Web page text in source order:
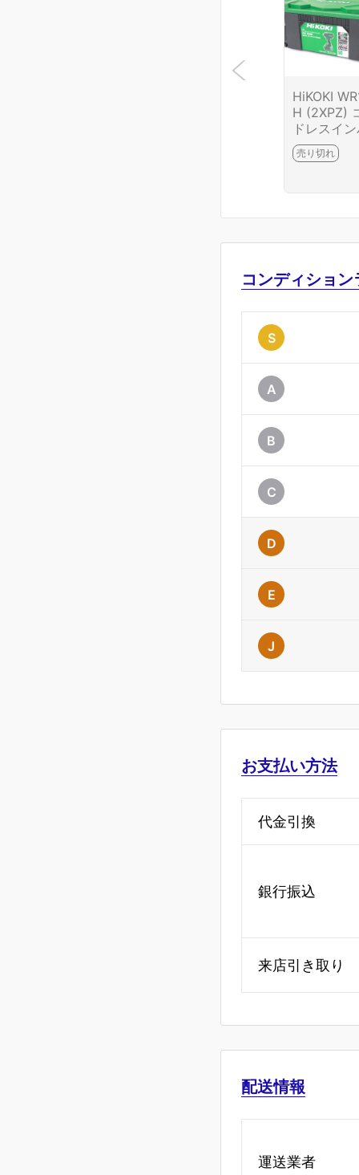
HiKOKI
H (2XPZ)
ドレスイ
クトレン
04-
売り切れ
コンディション
S
A
B
C
D
E
J
お支払い方法
代金引換
銀行振込
来店引き取り
配送情報
運送業者